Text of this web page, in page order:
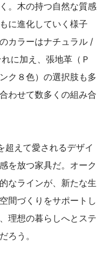
。木の持つ自然な質感
に進化していく様子
カラーはナチュラル /
に加え、張地革（Ｐ
ク８色）の選択肢も多
わせて数多くの組み合
超えて愛されるデザイ
を放つ家具だ。オーク
なラインが、新たな生
間づくりをサポートし
理想の暮らしへとステ
ろう。